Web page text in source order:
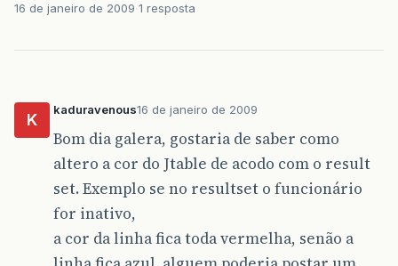
16 de janeiro de 2009 1 resposta
K
kaduravenous16 de janeiro de 2009
Bom dia galera, gostaria de saber como
altero a cor do Jtable de acodo com o result
set. Exemplo se no resultset o funcionário
for inativo,
a cor da linha fica toda vermelha, senão a